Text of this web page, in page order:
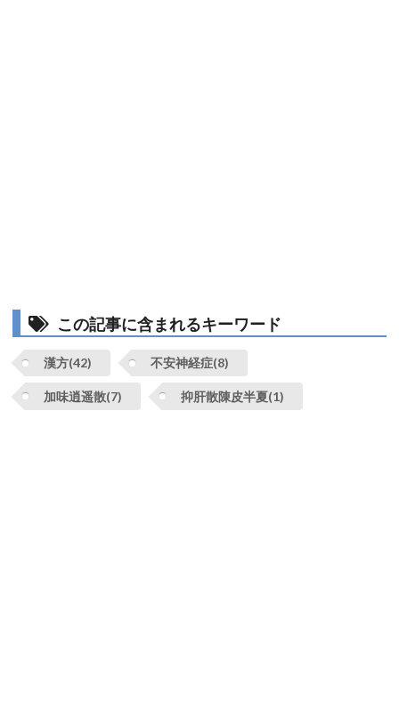
この記事に含まれるキーワード
漢方(42) 不安神経症(8)
加味逍遥散(7) 抑肝散陳皮半夏(1)